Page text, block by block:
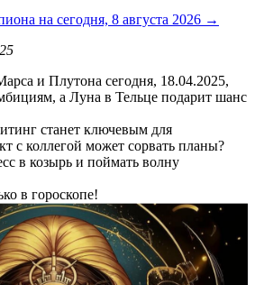
на сегодня, 8 августа 2026 →
и Плутона сегодня, 18.04.2025,
а Луна в Тельце подарит шанс
станет ключевым для
с коллегой может сорвать планы?
в козырь и поймать волну
в гороскопе!